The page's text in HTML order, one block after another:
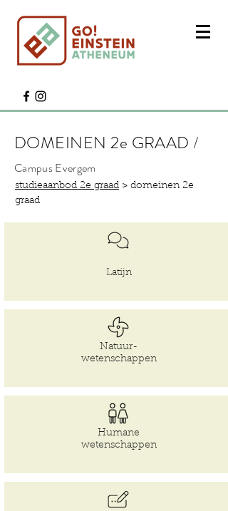
DOMEINEN 2e GRAAD /
Campus Evergem
studieaanbod 2e graad > domeinen 2e
graad
Latijn
Natuur-
wetenschappen
Humane
wetenschappen